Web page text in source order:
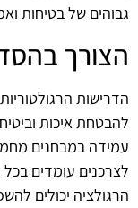
גבוהים של בטיחות
הצורך
הדרישות
להבטחת איכות
עמידה במבחנים
לצרכנים עומדים
הרגולציה יכולים